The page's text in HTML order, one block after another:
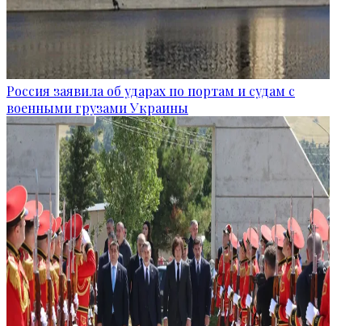
Россия заявила об ударах по портам и судам с
военными грузами Украины